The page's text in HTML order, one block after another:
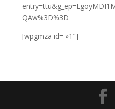
QAw%3D%3D
[wpgmza id= »1″]